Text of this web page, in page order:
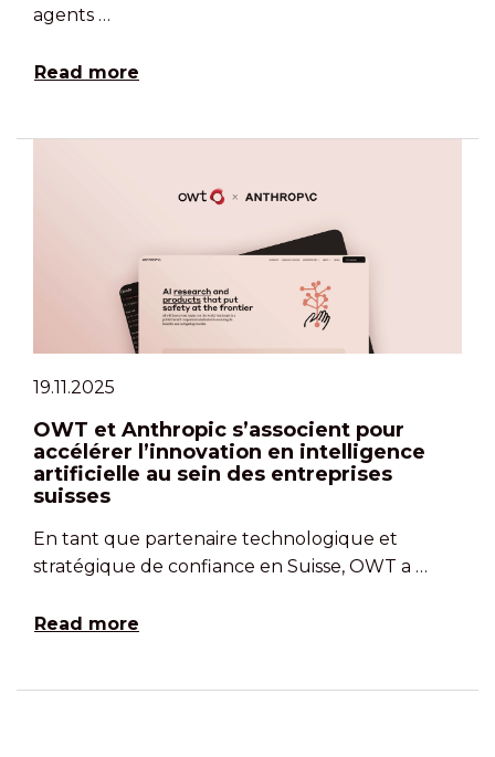
agents …
Read more
19.11.2025
OWT et Anthropic s’associent pour
accélérer l’innovation en intelligence
artificielle au sein des entreprises
suisses
En tant que partenaire technologique et
stratégique de confiance en Suisse, OWT a …
Read more